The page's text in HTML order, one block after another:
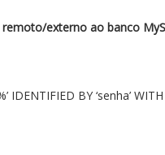
externo ao banco
IDENTIFIED BY ‘senha’